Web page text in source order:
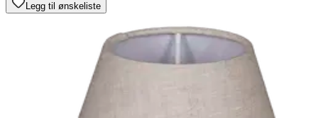
Legg til ønskeliste